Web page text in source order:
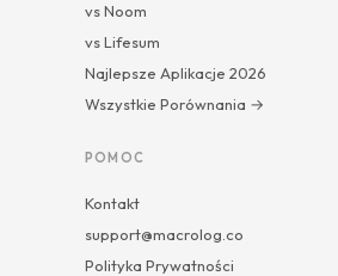
vs Noom
vs Lifesum
Najlepsze Aplikacje 2026
Wszystkie Porównania →
POMOC
Kontakt
support@macrolog.co
Polityka Prywatności